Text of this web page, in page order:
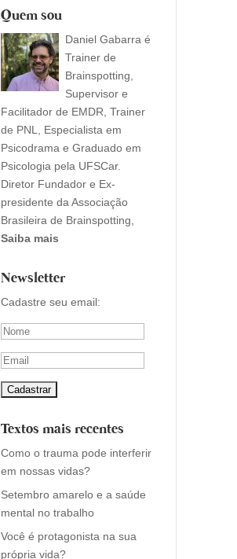
Quem sou
Daniel Gabarra é
Trainer de
Brainspotting,
Supervisor e
Facilitador de EMDR, Trainer
de PNL, Especialista em
Psicodrama e Graduado em
Psicologia pela UFSCar.
Diretor Fundador e Ex-
presidente da Associação
Brasileira de Brainspotting,
Saiba mais
Newsletter
Cadastre seu email:
Textos mais recentes
Como o trauma pode interferir
em nossas vidas?
Setembro amarelo e a saúde
mental no trabalho
Você é protagonista na sua
própria vida?